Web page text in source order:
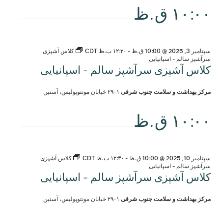
۱۰:۰۰ ق.ظ
کلاس آشپزی سرآشپز سالم - اسپانیایی
سپتامبر 3, 2025 @ 10:00 ق.ظ - ۱۲:۳۰ ب.ظ CDT
کلاس آشپزی
سرآشپز سالم - اسپانیایی
مرکز بهداشت و سلامت جنوب شرقی ۲۹۰۱ خیابان مونتوپولیس، آستین
۱۰:۰۰ ق.ظ
کلاس آشپزی سرآشپز سالم - اسپانیایی
سپتامبر 10, 2025 @ 10:00 ق.ظ - ۱۲:۳۰ ب.ظ CDT
کلاس آشپزی
سرآشپز سالم - اسپانیایی
مرکز بهداشت و سلامت جنوب شرقی ۲۹۰۱ خیابان مونتوپولیس، آستین